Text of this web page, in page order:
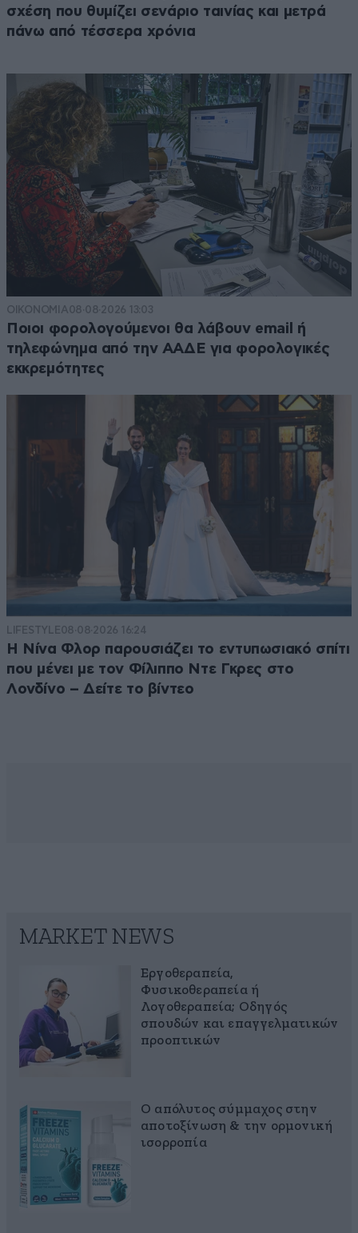
σχέση που θυμίζει σενάριο ταινίας και μετρά
πάνω από τέσσερα χρόνια
ΟΙΚΟΝΟΜΙΑ08·08·2026 13:03
Ποιοι φορολογούμενοι θα λάβουν email ή
τηλεφώνημα από την ΑΑΔΕ για φορολογικές
εκκρεμότητες
LIFESTYLE08·08·2026 16:24
Η Νίνα Φλορ παρουσιάζει το εντυπωσιακό σπίτι
που μένει με τον Φίλιππο Ντε Γκρες στο
Λονδίνο – Δείτε το βίντεο
MARKET NEWS
Εργοθεραπεία,
Φυσικοθεραπεία ή
Λογοθεραπεία; Οδηγός
σπουδών και επαγγελματικών
προοπτικών
Ο απόλυτος σύμμαχος στην
αποτοξίνωση & την ορμονική
ισορροπία